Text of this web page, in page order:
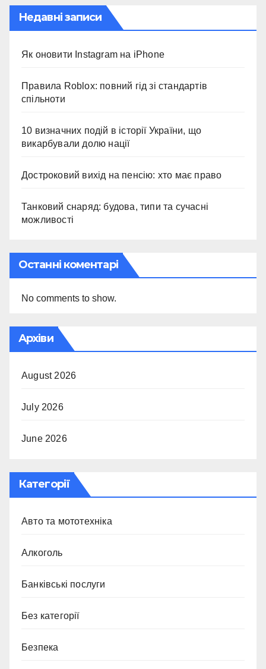
Недавні записи
Як оновити Instagram на iPhone
Правила Roblox: повний гід зі стандартів
спільноти
10 визначних подій в історії України, що
викарбували долю нації
Достроковий вихід на пенсію: хто має право
Танковий снаряд: будова, типи та сучасні
можливості
Останні коментарі
No comments to show.
Архіви
August 2026
July 2026
June 2026
Категорії
Авто та мототехніка
Алкоголь
Банківські послуги
Без категорії
Безпека